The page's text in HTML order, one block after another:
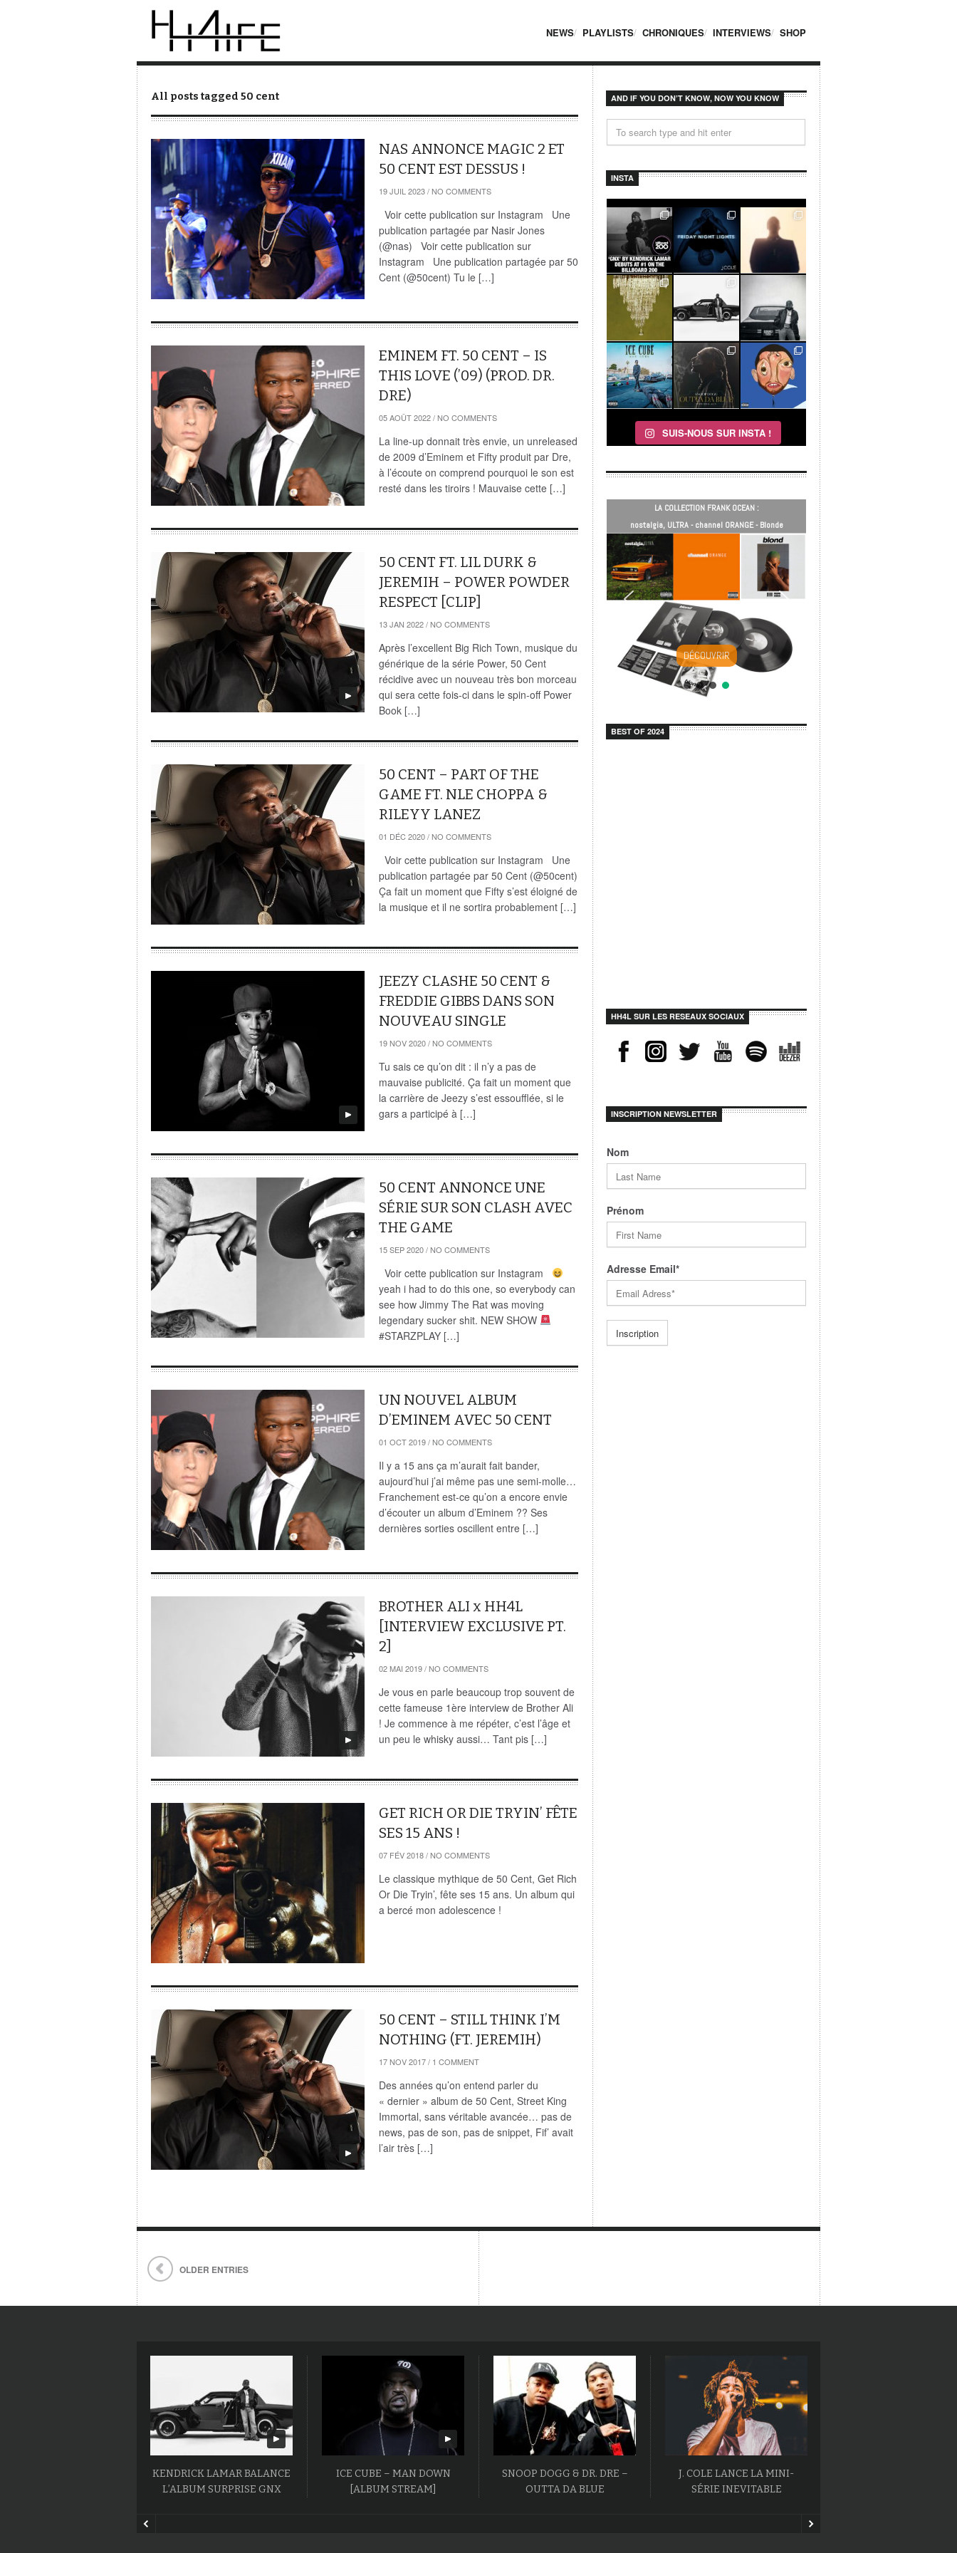
NEWS PLAYLISTS CHRONIQUES INTERVIEWS SHOP
All posts tagged 50 cent
NAS ANNONCE MAGIC 2 ET
50 CENT EST DESSUS !
19 JUIL 2023/ NO COMMENTS
Voir cette publication sur Instagram Une
publication partagée par Nasir Jones
(@nas) Voir cette publication sur
Instagram Une publication partagée par 50
Cent (@50cent) Tu le […]
EMINEM FT. 50 CENT – IS
THIS LOVE (’09) (PROD. DR.
DRE)
05 AOÛT 2022/ NO COMMENTS
La line-up donnait très envie, un unreleased
de 2009 d’Eminem et Fifty produit par Dre,
à l’écoute on comprend pourquoi le son est
resté dans les tiroirs ! Mauvaise cette […]
50 CENT FT. LIL DURK &
JEREMIH – POWER POWDER
RESPECT [CLIP]
13 JAN 2022/ NO COMMENTS
Après l’excellent Big Rich Town, musique du
générique de la série Power, 50 Cent
récidive avec un nouveau très bon morceau
qui sera cette fois-ci dans le spin-off Power
Book […]
50 CENT – PART OF THE
GAME FT. NLE CHOPPA &
RILEYY LANEZ
01 DÉC 2020/ NO COMMENTS
Voir cette publication sur Instagram Une
publication partagée par 50 Cent (@50cent)
Ça fait un moment que Fifty s’est éloigné de
la musique et il ne sortira probablement […]
JEEZY CLASHE 50 CENT &
FREDDIE GIBBS DANS SON
NOUVEAU SINGLE
19 NOV 2020/ NO COMMENTS
Tu sais ce qu’on dit : il n’y a pas de
mauvaise publicité. Ça fait un moment que
la carrière de Jeezy s’est essoufflée, si le
gars a participé à […]
50 CENT ANNONCE UNE
SÉRIE SUR SON CLASH AVEC
THE GAME
15 SEP 2020/ NO COMMENTS
Voir cette publication sur Instagram
yeah i had to do this one, so everybody can
see how Jimmy The Rat was moving
legendary sucker shit. NEW SHOW
#STARZPLAY […]
UN NOUVEL ALBUM
D’EMINEM AVEC 50 CENT
01 OCT 2019/ NO COMMENTS
Il y a 15 ans ça m’aurait fait bander,
aujourd’hui j’ai même pas une semi-molle…
Franchement est-ce qu’on a encore envie
d’écouter un album d’Eminem ?? Ses
dernières sorties oscillent entre […]
BROTHER ALI x HH4L
[INTERVIEW EXCLUSIVE PT.
2]
02 MAI 2019/ NO COMMENTS
Je vous en parle beaucoup trop souvent de
cette fameuse 1ère interview de Brother Ali
! Je commence à me répéter, c’est l’âge et
un peu le whisky aussi… Tant pis […]
GET RICH OR DIE TRYIN’ FÊTE
SES 15 ANS !
07 FÉV 2018/ NO COMMENTS
Le classique mythique de 50 Cent, Get Rich
Or Die Tryin’, fête ses 15 ans. Un album qui
a bercé mon adolescence !
50 CENT – STILL THINK I’M
NOTHING (FT. JEREMIH)
17 NOV 2017/ 1 COMMENT
Des années qu’on entend parler du
« dernier » album de 50 Cent, Street King
Immortal, sans véritable avancée… pas de
news, pas de son, pas de snippet, Fif’ avait
l’air très […]
AND IF YOU DON’T KNOW, NOW YOU KNOW
INSTA
SUIS-NOUS SUR INSTA !
LA COLLECTION FRANK OCEAN :
nostalgia, ULTRA - channel ORANGE - Blonde
DÉCOUVRIR
BEST OF 2024
HH4L SUR LES RESEAUX SOCIAUX
INSCRIPTION NEWSLETTER
Nom
Prénom
Adresse Email*
OLDER ENTRIES
KENDRICK LAMAR BALANCE
L’ALBUM SURPRISE GNX
ICE CUBE – MAN DOWN
[ALBUM STREAM]
SNOOP DOGG & DR. DRE –
OUTTA DA BLUE
J. COLE LANCE LA MINI-
SÉRIE INEVITABLE